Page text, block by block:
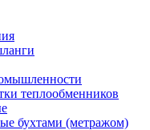
теплообменников
бухтами (метражом)